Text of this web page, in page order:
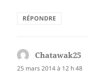
RÉPONDRE
Chatawak25
25 mars 2014 à 12 h 48